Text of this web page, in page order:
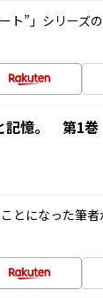
ト”」シリーズ
記憶。 第1巻
とになった筆